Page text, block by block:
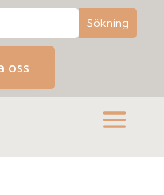
oss